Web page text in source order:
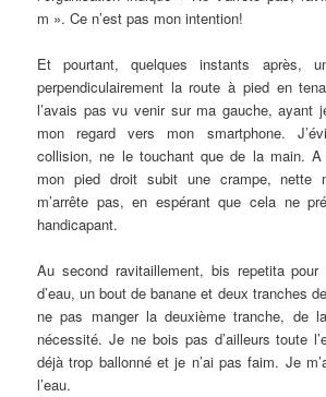
m ». Ce n’est pas mon intention!
Et pourtant, quelques instants après,
perpendiculairement la route à pied en
l’avais pas vu venir sur ma gauche, ayant
mon regard vers mon smartphone.
collision, ne le touchant que de la main.
mon pied droit subit une crampe, nette
m’arrête pas, en espérant que cela ne
handicapant.
Au second ravitaillement, bis repetita
d’eau, un bout de banane et deux tranches
ne pas manger la deuxième tranche, de
nécessité. Je ne bois pas d’ailleurs toute
déjà trop ballonné et je n’ai pas faim. Je
l’eau.